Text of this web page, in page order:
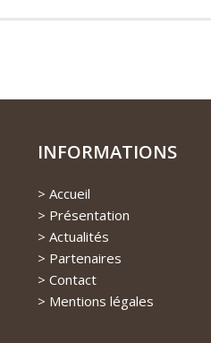
INFORMATIONS
Accueil
Présentation
Actualités
Partenaires
Contact
Mentions légales